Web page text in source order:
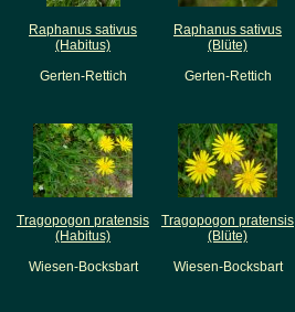
Raphanus sativus
(Habitus)
Gerten-Rettich
Raphanus sativus
(Blüte)
Gerten-Rettich
Tragopogon pratensis
(Habitus)
Wiesen-Bocksbart
Tragopogon pratensis
(Blüte)
Wiesen-Bocksbart